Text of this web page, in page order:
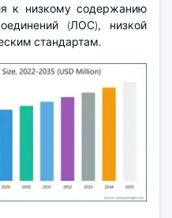
к низкому содержанию
(ЛОС), низкой
стандартам.